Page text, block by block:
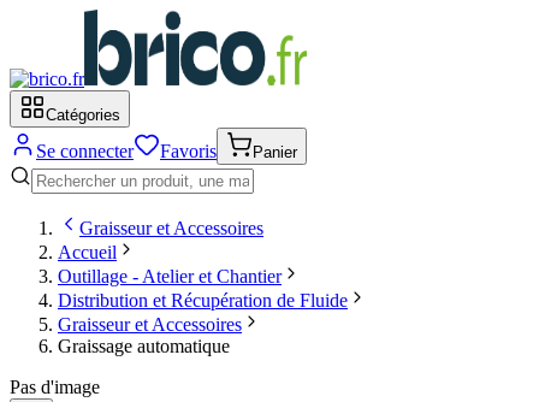
Catégories
Se connecter Favoris Panier
Graisseur et Accessoires
Accueil
Outillage - Atelier et Chantier
Distribution et Récupération de Fluide
Graisseur et Accessoires
Graissage automatique
Pas d'image